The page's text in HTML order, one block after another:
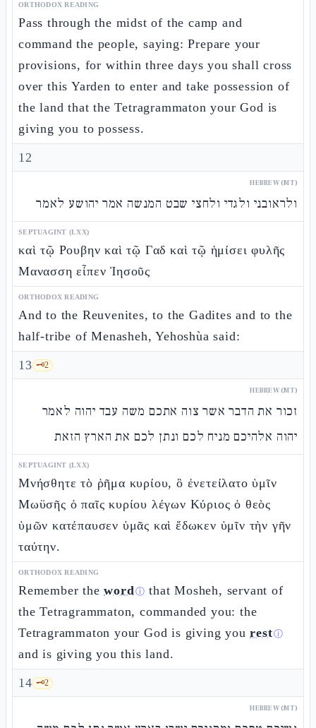
ORTHODOX READING
Pass through the midst of the camp and
command the people, saying: Prepare your
provisions, for within three days you shall cross
over this Yarden to enter and take possession of
the land that the Tetragrammaton your God is
giving you to possess.
12
HEBREW (MT)
ולראובני ולגדי ולחצי שבט המנשה אמר יהושע לאמר
SEPTUAGINT (LXX)
καὶ τῷ Ρουβην καὶ τῷ Γαδ καὶ τῷ ἡμίσει φυλῆς
Μανασση εἶπεν Ἰησοῦς
ORTHODOX READING
And to the Reuvenites, to the Gadites and to the
half-tribe of Menasheh, Yehoshùa said:
13 🗝️2
HEBREW (MT)
זכור את הדבר אשר צוה אתכם משה עבד יהוה לאמר
יהוה אלהיכם מניח לכם ונתן לכם את הארץ הזאת
SEPTUAGINT (LXX)
Μνήσθητε τὸ ῥῆμα κυρίου, ὃ ἐνετείλατο ὑμῖν
Μωϋσῆς ὁ παῖς κυρίου λέγων Κύριος ὁ θεὸς
ὑμῶν κατέπαυσεν ὑμᾶς καὶ ἔδωκεν ὑμῖν τὴν γῆν
ταύτην.
ORTHODOX READING
Remember thewordⓘ that Mosheh, servant of
the Tetragrammaton, commanded you: the
Tetragrammaton your God is giving yourestⓘ
and is giving you this land.
14 🗝️2
HEBREW (MT)